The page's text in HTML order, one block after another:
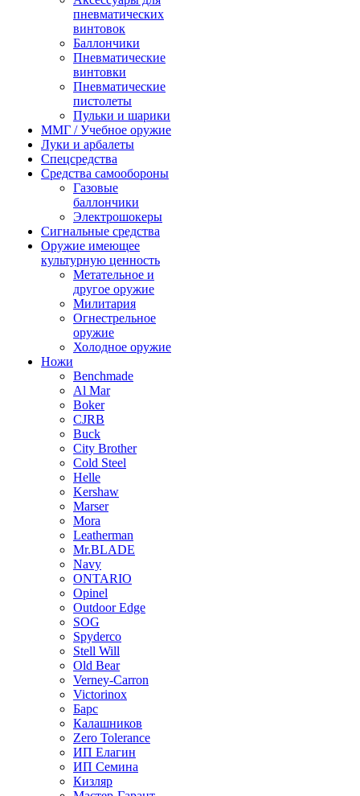
пневматических
винтовок
Баллончики
Пневматические
винтовки
Пневматические
пистолеты
Пульки и шарики
ММГ / Учебное оружие
Луки и арбалеты
Спецсредства
Средства самообороны
Газовые
баллончики
Электрошокеры
Сигнальные средства
Оружие имеющее
культурную ценность
Метательное и
другое оружие
Милитария
Огнестрельное
оружие
Холодное оружие
Ножи
Benchmade
Al Mar
Boker
CJRB
Buck
City Brother
Cold Steel
Helle
Kershaw
Marser
Mora
Leatherman
Mr.BLADE
Navy
ONTARIO
Opinel
Outdoor Edge
SOG
Spyderco
Stell Will
Old Bear
Verney-Carron
Victorinox
Барс
Калашников
Zero Tolerance
ИП Елагин
ИП Семина
Кизляр